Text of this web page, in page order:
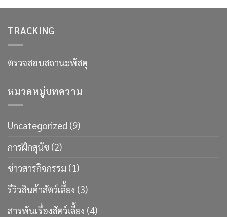
TRACKING
ตรวจสอบสถานะพัสดุ
หมวดหมู่บทความ
Uncategorized (9)
การฝึกสุนัข (2)
ข่าวสารกิจกรรม (1)
รีวิวสินค้าสัตว์เลี้ยง (3)
สารพันเรื่องสัตว์เลี้ยง (4)